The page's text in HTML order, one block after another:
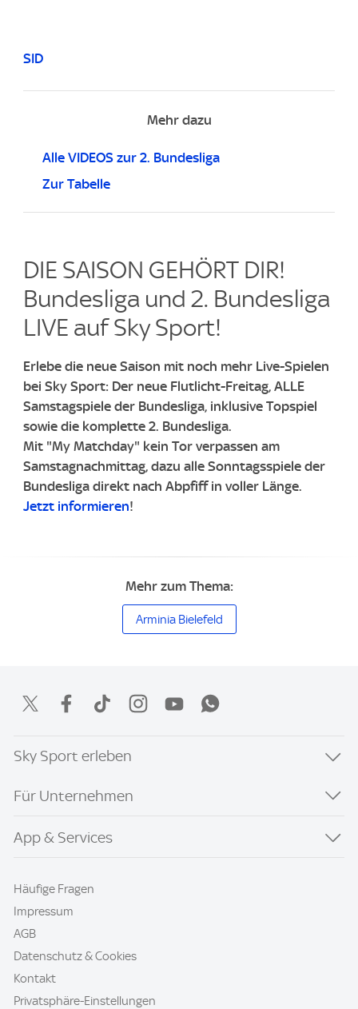
SID
Mehr dazu
Alle VIDEOS zur 2. Bundesliga
Zur Tabelle
DIE SAISON GEHÖRT DIR!
Bundesliga und 2. Bundesliga
LIVE auf Sky Sport!
Erlebe die neue Saison mit noch mehr Live-Spielen
bei Sky Sport: Der neue Flutlicht-Freitag, ALLE
Samstagspiele der Bundesliga, inklusive Topspiel
sowie die komplette 2. Bundesliga.
Mit "My Matchday" kein Tor verpassen am
Samstagnachmittag, dazu alle Sonntagsspiele der
Bundesliga direkt nach Abpfiff in voller Länge.
Jetzt informieren!
Mehr zum Thema:
Arminia Bielefeld
Sky Sport erleben
Für Unternehmen
App & Services
Häufige Fragen
Impressum
AGB
Datenschutz & Cookies
Kontakt
Privatsphäre-Einstellungen